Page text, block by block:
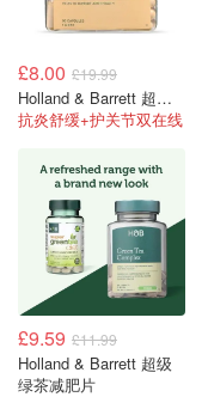
£8.00 £19.99
Holland & Barrett 超强效姜黄胶囊+黑胡椒 1500mg 90粒
抗炎舒缓+护关节双在线
£9.59 £11.99
Holland & Barrett 超级
绿茶减肥片